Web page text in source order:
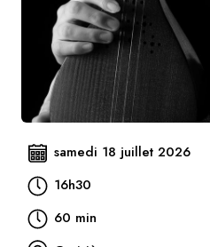
samedi 18 juillet 2026
16h30
60 min